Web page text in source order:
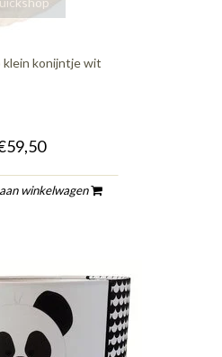
klein konijntje wit
winkelwagen